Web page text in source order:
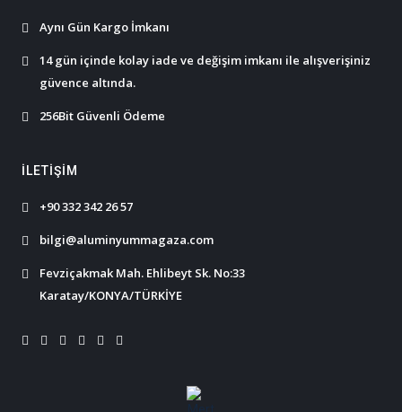
Aynı Gün Kargo İmkanı
14 gün içinde kolay iade ve değişim imkanı ile alışverişiniz
güvence altında.
256Bit Güvenli Ödeme
İLETIŞIM
+90 332 342 26 57
bilgi@aluminyummagaza.com
Fevziçakmak Mah. Ehlibeyt Sk. No:33
Karatay/KONYA/TÜRKİYE